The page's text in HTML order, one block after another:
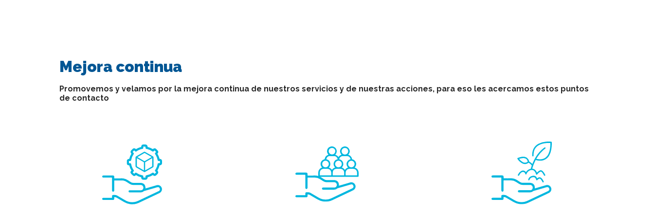
Mejora continua
Promovemos y velamos por la mejora continua de nuestros servicios y de nuestras acciones, para eso les acercamos estos puntos
de contacto